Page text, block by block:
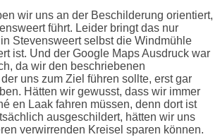
wir uns an der Beschilderung orientiert,
führt. Leider bringt das nur
Stevensweert selbst die Windmühle
ist. Und der Google Maps Ausdruck war
da wir den beschriebenen
uns zum Ziel führen sollte, erst gar
Hätten wir gewusst, dass wir immer
en Laak fahren müssen, denn dort ist
ausgeschildert, hätten wir uns
verwirrenden Kreisel sparen können.